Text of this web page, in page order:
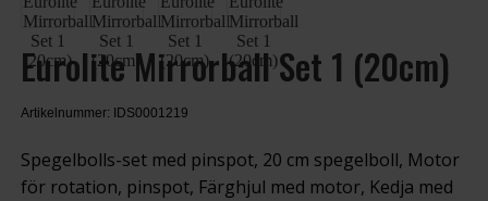
Eurolite Mirrorball Set 1 (20cm)
Artikelnummer: IDS0001219
Spegelbolls-set med pinspot, 20 cm spegelboll, Motor
för rotation, pinspot, Färghjul med motor, Kedja med